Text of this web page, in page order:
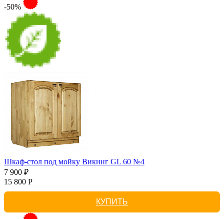
-50%
Шкаф-стол под мойку Викинг GL 60 №4
7 900 ₽
15 800 Р
КУПИТЬ